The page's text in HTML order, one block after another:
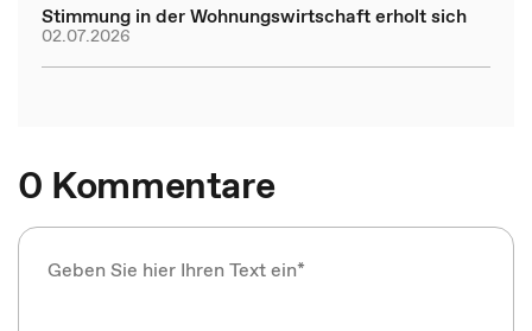
Stimmung in der Wohnungswirtschaft erholt sich
02.07.2026
0 Kommentare